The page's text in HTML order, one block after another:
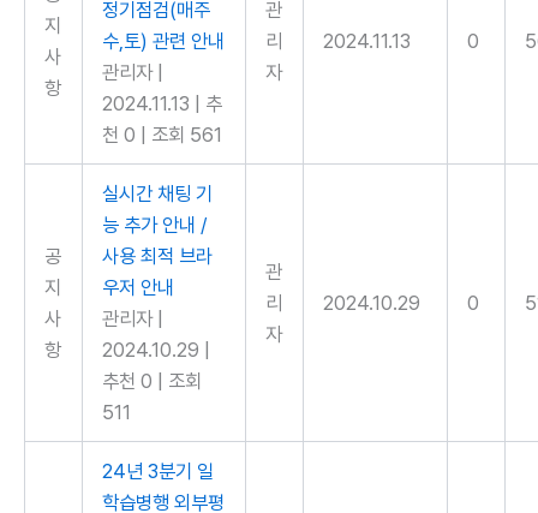
지
사
항
정기점검(매주
수,토) 관련 안내
관리자
2024.11.13
추
천 0
조회 561
관
리
자
2024.11.13 0
공
지
사
항
실시간 채팅 기
능 추가 안내 /
사용 최적 브라
우저 안내
관리자
2024.10.29
추천 0
조회
511
관
리
자
2024.10.29 0
24년 3분기 일
학습병행 외부평